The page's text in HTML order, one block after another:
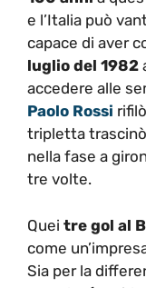
e l’Italia può
capace di aver
luglio del 1982
accedere alle
Paolo Rossi
tripletta trascinò
nella fase a
tre volte.
Quei tre gol al
come
Sia per la